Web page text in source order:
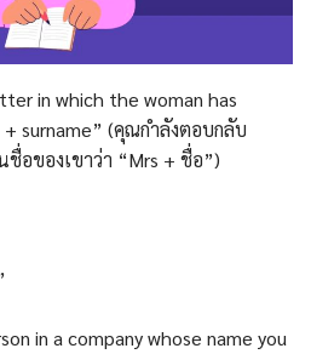
in which the woman has
surname” (คุณกำลังตอบกลับ
ของเขาว่า “Mrs + ชื่อ”)
in a company whose name you